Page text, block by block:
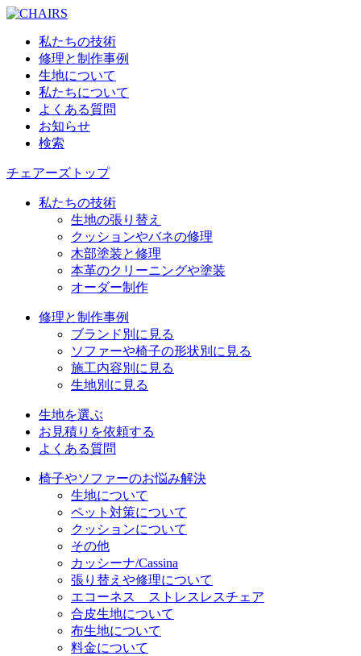
私たちの技術
修理と制作事例
生地について
私たちについて
よくある質問
お知らせ
検索
チェアーズトップ
私たちの技術
生地の張り替え
クッションやバネの修理
木部塗装と修理
本革のクリーニングや塗装
オーダー制作
修理と制作事例
ブランド別に見る
ソファーや椅子の形状別に見る
施工内容別に見る
生地別に見る
生地を選ぶ
お見積りを依頼する
よくある質問
椅子やソファーのお悩み解決
生地について
ペット対策について
クッションについて
その他
カッシーナ/Cassina
張り替えや修理について
エコーネス ストレスレスチェア
合皮生地について
布生地について
料金について